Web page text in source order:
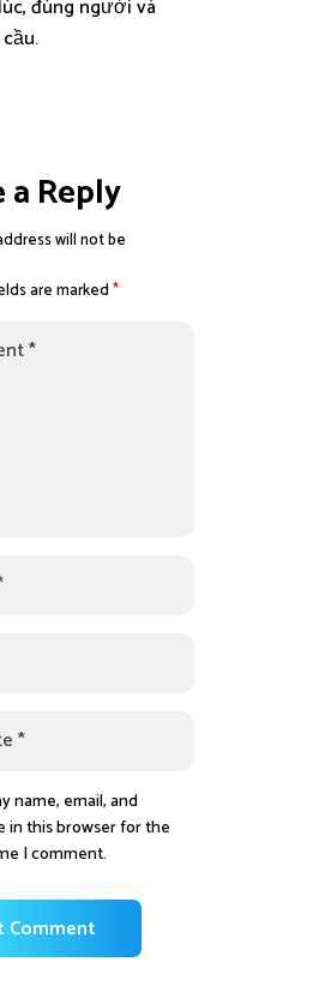
đúng người và
a Reply
will not be
are marked*
name, email, and
in this browser for the
I comment.